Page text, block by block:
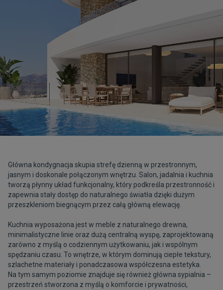
Główna kondygnacja skupia strefę dzienną w przestronnym,
jasnym i doskonale połączonym wnętrzu. Salon, jadalnia i kuchnia
tworzą płynny układ funkcjonalny, który podkreśla przestronność i
zapewnia stały dostęp do naturalnego światła dzięki dużym
przeszkleniom biegnącym przez całą główną elewację.
Kuchnia wyposażona jest w meble z naturalnego drewna,
minimalistyczne linie oraz dużą centralną wyspę, zaprojektowaną
zarówno z myślą o codziennym użytkowaniu, jak i wspólnym
spędzaniu czasu. To wnętrze, w którym dominują ciepłe tekstury,
szlachetne materiały i ponadczasowa współczesna estetyka.
Na tym samym poziomie znajduje się również główna sypialnia –
przestrzeń stworzona z myślą o komforcie i prywatności,